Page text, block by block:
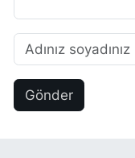
Gönder